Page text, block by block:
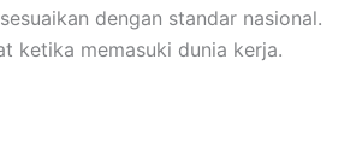
dengan standar nasional.
ketika memasuki dunia kerja.